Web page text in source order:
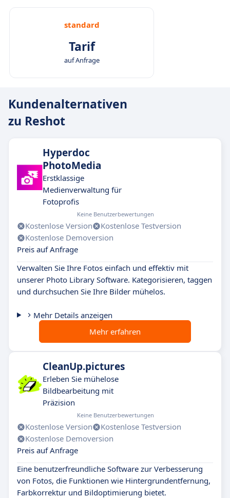
standard
Tarif
auf Anfrage
Kundenalternativen
zu Reshot
Hyperdoc
PhotoMedia
Erstklassige
Medienverwaltung für
Fotoprofis
Keine Benutzerbewertungen
Kostenlose Version
Kostenlose Testversion
Kostenlose Demoversion
Preis auf Anfrage
Verwalten Sie Ihre Fotos einfach und effektiv mit
unserer Photo Library Software. Kategorisieren, taggen
und durchsuchen Sie Ihre Bilder mühelos.
Mehr Details anzeigen
Mehr erfahren
CleanUp.pictures
Erleben Sie mühelose
Bildbearbeitung mit
Präzision
Keine Benutzerbewertungen
Kostenlose Version
Kostenlose Testversion
Kostenlose Demoversion
Preis auf Anfrage
Eine benutzerfreundliche Software zur Verbesserung
von Fotos, die Funktionen wie Hintergrundentfernung,
Farbkorrektur und Bildoptimierung bietet.